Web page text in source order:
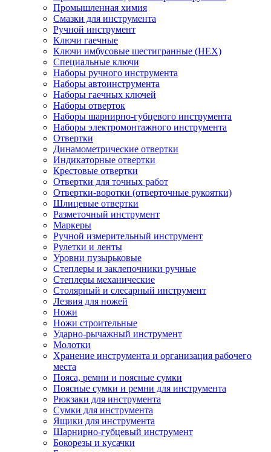
Промышленная химия
Смазки для инструмента
Ручной инструмент
Ключи гаечные
Ключи имбусовые шестигранные (HEX)
Специальные ключи
Наборы ручного инструмента
Наборы автоинструмента
Наборы гаечных ключей
Наборы отверток
Наборы шарнирно-губцевого инструмента
Наборы электромонтажного инструмента
Отвертки
Динамометрические отвертки
Индикаторные отвертки
Крестовые отвертки
Отвертки для точных работ
Отвертки-воротки (отверточные рукоятки)
Шлицевые отвертки
Разметочный инструмент
Маркеры
Ручной измерительный инструмент
Рулетки и ленты
Уровни пузырьковые
Степлеры и заклепочники ручные
Степлеры механические
Столярный и слесарный инструмент
Лезвия для ножей
Ножи
Ножи строительные
Ударно-рычажный инструмент
Молотки
Хранение инструмента и организация рабочего
места
Пояса, ремни и поясные сумки
Поясные сумки и ремни для инструмента
Рюкзаки для инструмента
Сумки для инструмента
Ящики для инструмента
Шарнирно-губцевый инструмент
Бокорезы и кусачки